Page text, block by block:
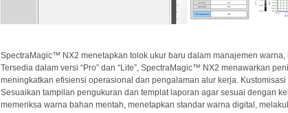
SpectraMagic™ NX2 menetapkan tolok ukur baru dalam manajemen
Tersedia dalam versi “Pro” dan “Lite”, SpectraMagic™ NX2 menawarkan
meningkatkan efisiensi operasional dan pengalaman alur kerja.
Sesuaikan tampilan pengukuran dan templat laporan agar sesuai dengan
memeriksa warna bahan mentah, menetapkan standar warna digital,